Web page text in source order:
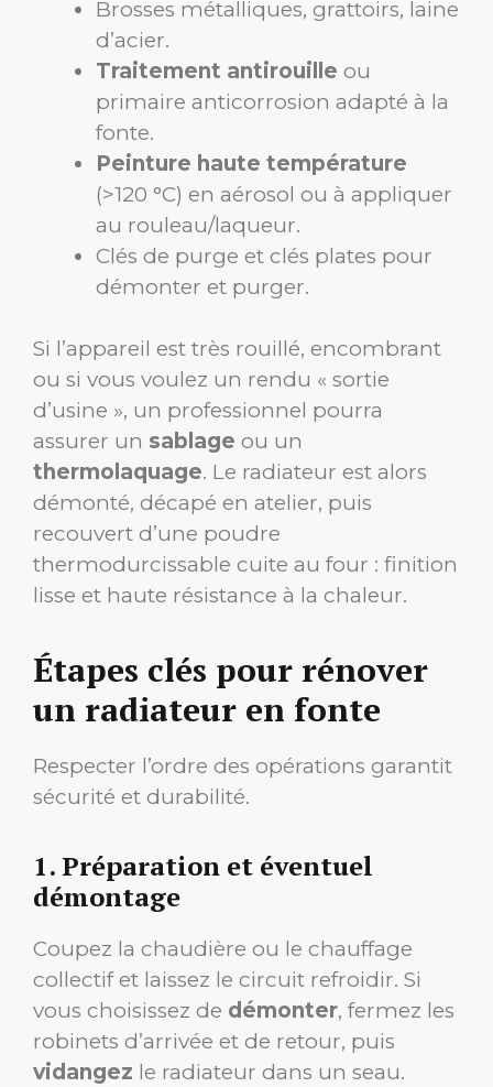
Brosses métalliques, grattoirs, laine
d’acier.
Traitement antirouille ou
primaire anticorrosion adapté à la
fonte.
Peinture haute température
(>120 °C) en aérosol ou à appliquer
au rouleau/laqueur.
Clés de purge et clés plates pour
démonter et purger.
Si l’appareil est très rouillé, encombrant
ou si vous voulez un rendu « sortie
d’usine », un professionnel pourra
assurer un sablage ou un
thermolaquage. Le radiateur est alors
démonté, décapé en atelier, puis
recouvert d’une poudre
thermodurcissable cuite au four : finition
lisse et haute résistance à la chaleur.
Étapes clés pour rénover
un radiateur en fonte
Respecter l’ordre des opérations garantit
sécurité et durabilité.
1. Préparation et éventuel
démontage
Coupez la chaudière ou le chauffage
collectif et laissez le circuit refroidir. Si
vous choisissez de démonter, fermez les
robinets d’arrivée et de retour, puis
vidangez le radiateur dans un seau.